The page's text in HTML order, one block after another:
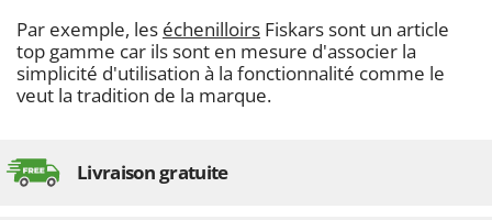
Par exemple, les échenilloirs Fiskars sont un article
top gamme car ils sont en mesure d'associer la
simplicité d'utilisation à la fonctionnalité comme le
veut la tradition de la marque.
Livraison gratuite